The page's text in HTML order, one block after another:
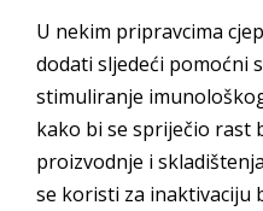
U nekim pripravcima
dodati sljedeći pomoćni
stimuliranje
kako bi se spriječio rast
proizvodnje i
se koristi za inaktivaciju